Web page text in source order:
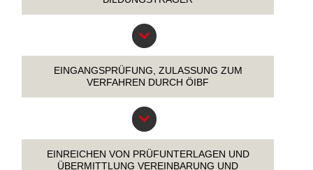
EINGANGSPRÜFUNG, ZULASSUNG ZUM
VERFAHREN DURCH ÖIBF
EINREICHEN VON PRÜFUNTERLAGEN UND
ÜBERMITTLUNG VEREINBARUNG UND